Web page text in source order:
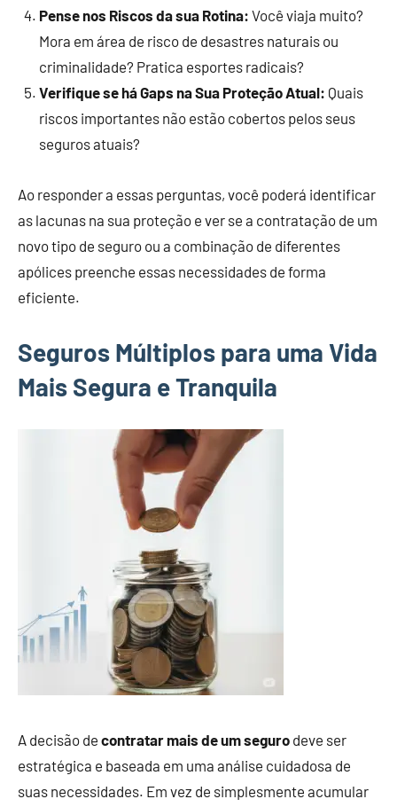
Pense nos Riscos da sua Rotina: Você viaja muito?
Mora em área de risco de desastres naturais ou
criminalidade? Pratica esportes radicais?
Verifique se há Gaps na Sua Proteção Atual: Quais
riscos importantes não estão cobertos pelos seus
seguros atuais?
Ao responder a essas perguntas, você poderá identificar
as lacunas na sua proteção e ver se a contratação de um
novo tipo de seguro ou a combinação de diferentes
apólices preenche essas necessidades de forma
eficiente.
Seguros Múltiplos para uma Vida
Mais Segura e Tranquila
A decisão de contratar mais de um seguro deve ser
estratégica e baseada em uma análise cuidadosa de
suas necessidades. Em vez de simplesmente acumular